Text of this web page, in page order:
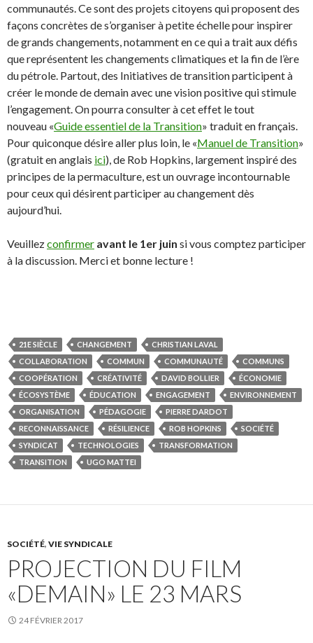
communautés. Ce sont des projets citoyens qui proposent des
façons concrètes de s’organiser à petite échelle pour inspirer
de grands changements, notamment en ce qui a trait aux défis
que représentent les changements climatiques et la fin de l’ère
du pétrole. Partout, des Initiatives de transition participent à
créer le monde de demain avec une vision positive qui stimule
l’engagement. On pourra consulter à cet effet le tout
nouveau «Guide essentiel de la Transition» traduit en français.
Pour quiconque désire aller plus loin, le «Manuel de Transition»
(gratuit en anglais ici), de Rob Hopkins, largement inspiré des
principes de la permaculture, est un ouvrage incontournable
pour ceux qui désirent participer au changement dès
aujourd’hui.
Veuillezconfirmer avant le 1er juin si vous comptez participer
à la discussion. Merci et bonne lecture !
21E SIÈCLE CHANGEMENT
CHRISTIAN LAVAL
COLLABORATION
COMMUN COMMUNAUTÉ
COMMUNS
COOPÉRATION
CRÉATIVITÉ DAVID BOLLIER
ÉCONOMIE
ÉCOSYSTÈME
ÉDUCATION ENGAGEMENT
ENVIRONNEMENT
ORGANISATION
PÉDAGOGIE
PIERRE DARDOT
RECONNAISSANCE
RÉSILIENCE ROB HOPKINS
SOCIÉTÉ
SYNDICAT
TECHNOLOGIES
TRANSFORMATION
TRANSITION
UGO MATTEI
SOCIÉTÉ, VIE SYNDICALE
PROJECTION DU FILM
«DEMAIN» LE 23 MARS
24 FÉVRIER 2017